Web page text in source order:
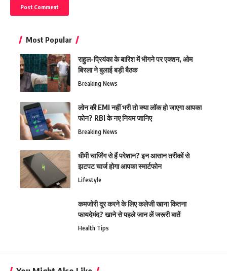
Most Popular
राहुल-प्रियंका के बारिश में भीगने पर एक्शन, ओम
बिरला ने बुलाई बड़ी बैठक
Breaking News
लोन की EMI नहीं भरी तो क्या लॉक हो जाएगा आपका
फोन? RBI के नए नियम जानिए
Breaking News
धीमी चार्जिंग से हैं परेशान? इन आसान तरीकों से
झटपट चार्ज होगा आपका स्मार्टफोन
Lifestyle
कमजोरी दूर करने के लिए कलेजी खाना कितना
फायदेमंद? खाने से पहले जान लें जरूरी बातें
Health Tips